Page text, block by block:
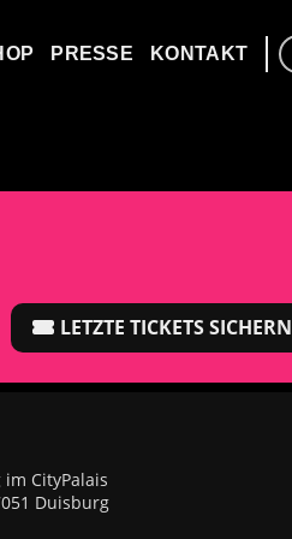
PRESSE KONTAKT
LETZTE TICKETS SICHERN
CityPalais
Duisburg